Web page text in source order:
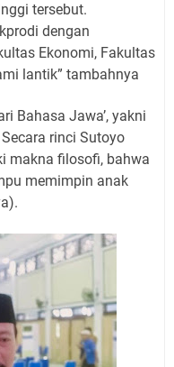
tersebut.
dengan
Ekonomi, Fakultas
lantik” tambahnya
Bahasa Jawa’, yakni
rinci Sutoyo
makna filosofi, bahwa
memimpin anak